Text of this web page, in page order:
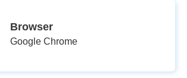
Browser
Google Chrome